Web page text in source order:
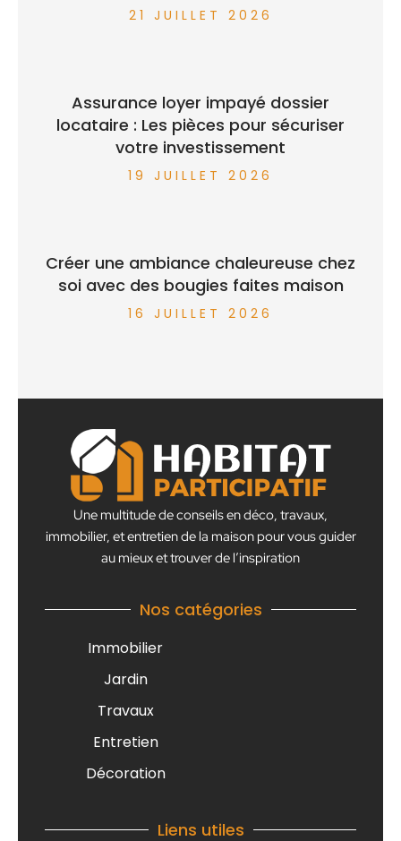
21 JUILLET 2026
Assurance loyer impayé dossier
locataire : Les pièces pour sécuriser
votre investissement
19 JUILLET 2026
Créer une ambiance chaleureuse chez
soi avec des bougies faites maison
16 JUILLET 2026
Une multitude de conseils en déco, travaux,
immobilier, et entretien de la maison pour vous guider
au mieux et trouver de l’inspiration
Nos catégories
Immobilier
Jardin
Travaux
Entretien
Décoration
Liens utiles